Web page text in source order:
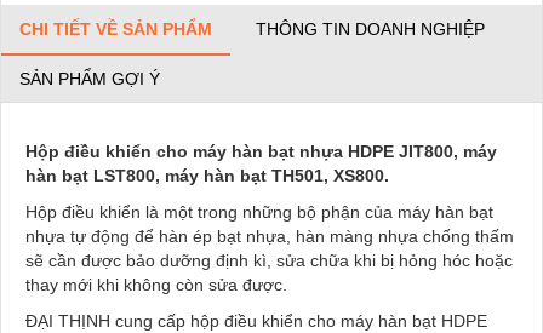
CHI TIẾT VỀ SẢN PHẨM THÔNG TIN DOANH NGHIỆP
SẢN PHẨM GỢI Ý
Hộp điều khiển cho máy hàn bạt nhựa HDPE JIT800, máy
hàn bạt LST800, máy hàn bạt TH501, XS800.
Hộp điều khiển là một trong những bộ phận của máy hàn bạt
nhựa tự động để hàn ép bạt nhựa, hàn màng nhựa chống thấm
sẽ cần được bảo dưỡng định kì, sửa chữa khi bị hỏng hóc hoặc
thay mới khi không còn sửa được.
ĐẠI THỊNH cung cấp hộp điều khiển cho máy hàn bạt HDPE